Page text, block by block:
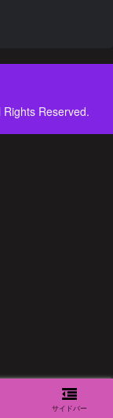
Reserved.
サイドバー